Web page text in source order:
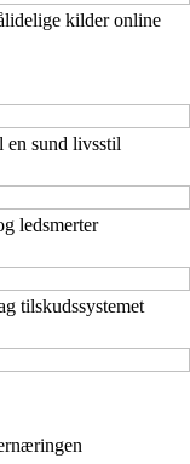
kilder online
en sund livsstil
ledsmerter
tilskudssystemet